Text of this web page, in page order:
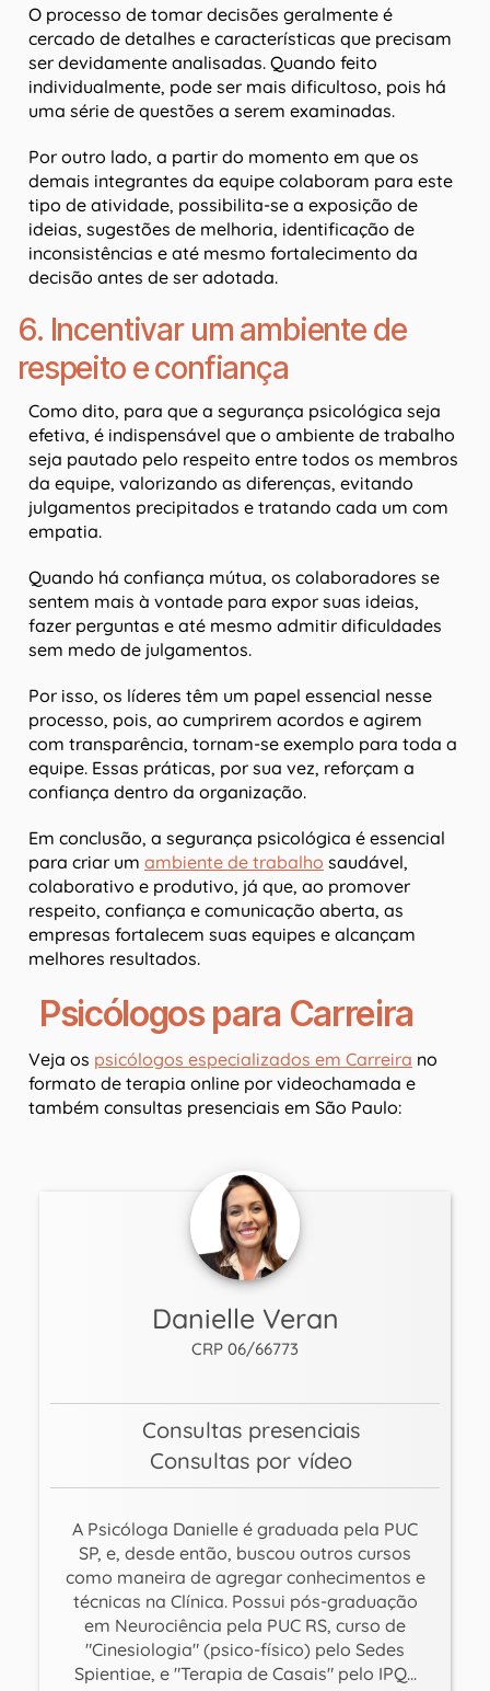
O processo de tomar decisões geralmente é
cercado de detalhes e características que precisam
ser devidamente analisadas. Quando feito
individualmente, pode ser mais dificultoso, pois há
uma série de questões a serem examinadas.
Por outro lado, a partir do momento em que os
demais integrantes da equipe colaboram para este
tipo de atividade, possibilita-se a exposição de
ideias, sugestões de melhoria, identificação de
inconsistências e até mesmo fortalecimento da
decisão antes de ser adotada.
6. Incentivar um ambiente de
respeito e confiança
Como dito, para que a segurança psicológica seja
efetiva, é indispensável que o ambiente de trabalho
seja pautado pelo respeito entre todos os membros
da equipe, valorizando as diferenças, evitando
julgamentos precipitados e tratando cada um com
empatia.
Quando há confiança mútua, os colaboradores se
sentem mais à vontade para expor suas ideias,
fazer perguntas e até mesmo admitir dificuldades
sem medo de julgamentos.
Por isso, os líderes têm um papel essencial nesse
processo, pois, ao cumprirem acordos e agirem
com transparência, tornam-se exemplo para toda a
equipe. Essas práticas, por sua vez, reforçam a
confiança dentro da organização.
Em conclusão, a segurança psicológica é essencial
para criar um ambiente de trabalho saudável,
colaborativo e produtivo, já que, ao promover
respeito, confiança e comunicação aberta, as
empresas fortalecem suas equipes e alcançam
melhores resultados.
Psicólogos para Carreira
Veja os psicólogos especializados em Carreira no
formato de terapia online por videochamada e
também consultas presenciais em São Paulo:
Danielle Veran
CRP 06/66773
Consultas presenciais
Consultas por vídeo
A Psicóloga Danielle é graduada pela PUC
SP, e, desde então, buscou outros cursos
como maneira de agregar conhecimentos e
técnicas na Clínica. Possui pós-graduação
em Neurociência pela PUC RS, curso de
"Cinesiologia" (psico-físico) pelo Sedes
Spientiae, e "Terapia de Casais" pelo IPQ...